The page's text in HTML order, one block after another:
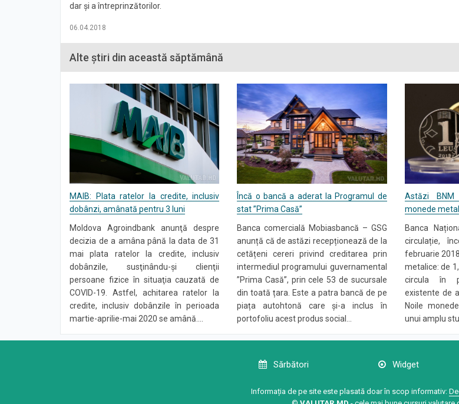
dar și a întreprinzătorilor.
06.04.2018
Alte știri din această săptămână
MAIB: Plata ratelor la credite, inclusiv
dobânzi, amânată pentru 3 luni
Moldova Agroindbank anunţă despre
decizia de a amâna până la data de 31
mai plata ratelor la credite, inclusiv
dobânzile, susţinându-şi clienţii
persoane fizice în situaţia cauzată de
COVID-19. Astfel, achitarea ratelor la
credite, inclusiv dobânzile în perioada
martie-aprilie-mai 2020 se amână....
Încă o bancă a aderat la Programul de
stat ”Prima Casă”
Banca comercială Mobiasbancă – GSG
anunță că de astăzi recepționează de la
cetățeni cereri privind creditarea prin
intermediul programului guvernamental
”Prima Casă”, prin cele 53 de sucursale
din toată țara. Este a patra bancă de pe
piața autohtonă care și-a inclus în
portofoliu acest produs social...
Astăzi
monede
Banca
circulație,
februarie
metalice: de
circula în
existente de
Noile
unui amplu
Sărbători Widget
Informația de pe site este plasată doar în scop informativ: